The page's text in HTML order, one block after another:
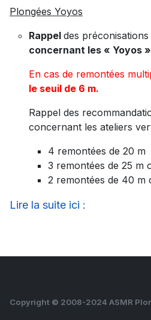
Plongées Yoyos
Rappel des
concernant les « Yoyos »
En cas de remontées
le seuil de 6 m.
Rappel des
concernant les ateliers
4 remontées de 20 m
3 remontées de 25 m
2 remontées de 40 m
Lire la suite ici :
Copyright © 2008-2024 ASMR